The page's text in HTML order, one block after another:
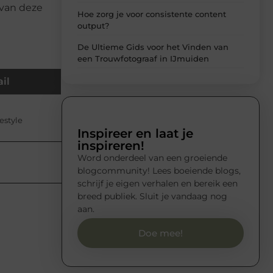
deze
Hoe zorg je voor consistente content
output?
De Ultieme Gids voor het Vinden van
een Trouwfotograaf in IJmuiden
Inspireer en laat je
inspireren!
Word onderdeel van een groeiende
blogcommunity! Lees boeiende blogs,
schrijf je eigen verhalen en bereik een
breed publiek. Sluit je vandaag nog
aan.
Doe mee!